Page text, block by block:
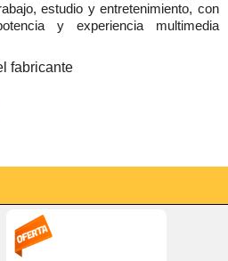
estudio y entretenimiento, con
y experiencia multimedia
fabricante